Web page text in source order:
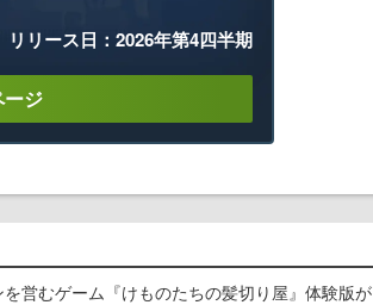
リリース日：2026年第4四半期
ジ
営むゲーム『けものたちの髪切り屋』体験版が